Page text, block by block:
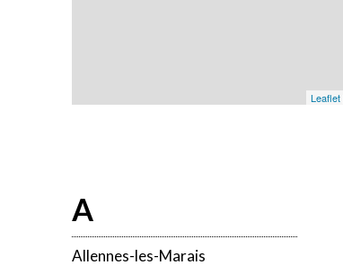
Leaflet
A
Allennes-les-Marais